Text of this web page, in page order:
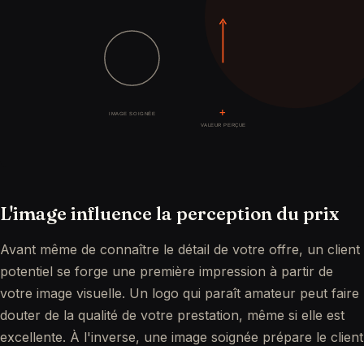
L'image influence la perception du prix
Avant même de connaître le détail de votre offre, un client
potentiel se forge une première impression à partir de
votre image visuelle. Un logo qui paraît amateur peut faire
douter de la qualité de votre prestation, même si elle est
excellente. À l'inverse, une image soignée prépare le client